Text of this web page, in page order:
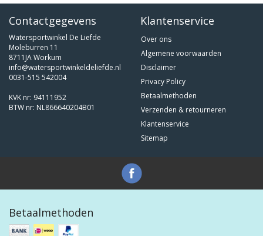
Contactgegevens
Watersportwinkel De Liefde
Moleburren 11
8711JA Workum
info@watersportwinkeldeliefde.nl
0031-515 542004
KVK nr: 94111952
BTW nr: NL866640204B01
Klantenservice
Over ons
Algemene voorwaarden
Disclaimer
Privacy Policy
Betaalmethoden
Verzenden & retourneren
Klantenservice
Sitemap
Betaalmethoden